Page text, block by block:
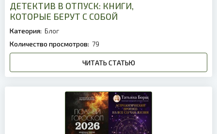
ДЕТЕКТИВ В ОТПУСК: КНИГИ,
КОТОРЫЕ БЕРУТ С СОБОЙ
Катеория: Блог
Количество просмотров: 79
ЧИТАТЬ СТАТЬЮ